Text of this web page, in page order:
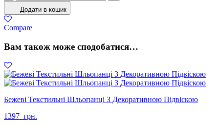
З
Ремінцями
зі
Стразами
Додати в кошик
Compare
Вам також може сподобатися…
Бежеві Текстильні Шльопанці З Декоративною Підвіскою
1397 грн.